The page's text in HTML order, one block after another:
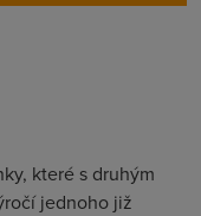
které s druhým
jednoho již